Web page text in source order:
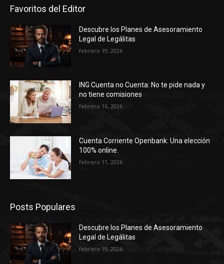
Favoritos del Editor
Descubre los Planes de Asesoramiento
Legal de Legálitas
febrero 19, 2026
ING Cuenta no Cuenta: No te pide nada y
no tiene comisiones
febrero 16, 2026
Cuenta Corriente Openbank: Una elección
100% online.
febrero 11, 2026
Posts Populares
Descubre los Planes de Asesoramiento
Legal de Legálitas
febrero 19, 2026